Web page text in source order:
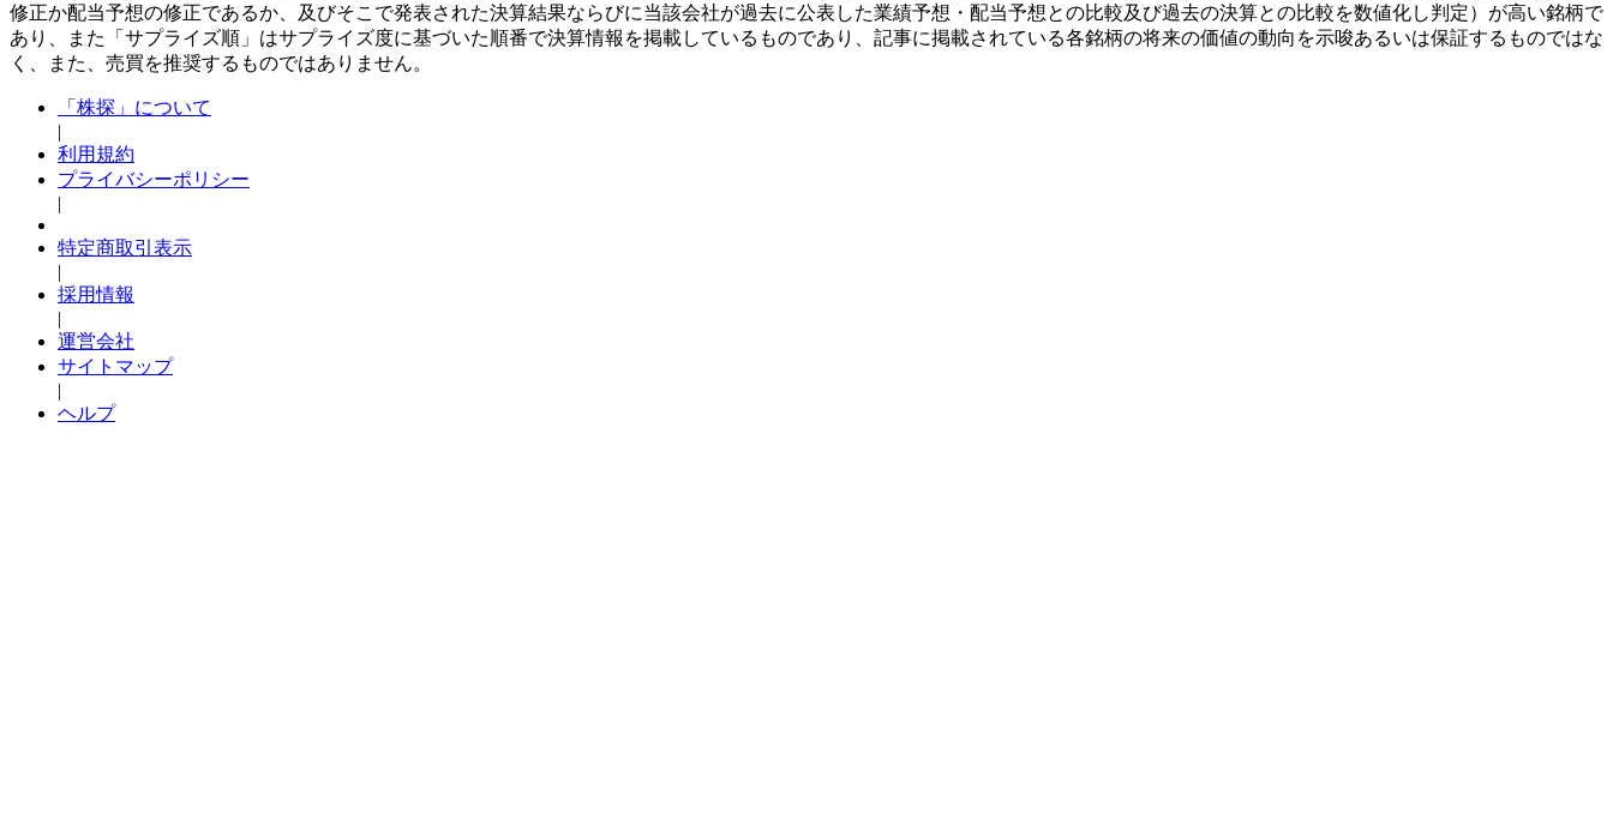
修正か配当予想の修正であるか、及びそこで発表された決算結果ならびに当該会社が過去に公表した業績予想・配当予想との比較及び過去の決算との比較を数値化し判定）が高い銘柄で
あり、また「サプライズ順」はサプライズ度に基づいた順番で決算情報を掲載しているものであり、記事に掲載されている各銘柄の将来の価値の動向を示唆あるいは保証するものではな
く、また、売買を推奨するものではありません。
「株探」について
|
利用規約
プライバシーポリシー
|
特定商取引表示
|
採用情報
|
運営会社
サイトマップ
|
ヘルプ